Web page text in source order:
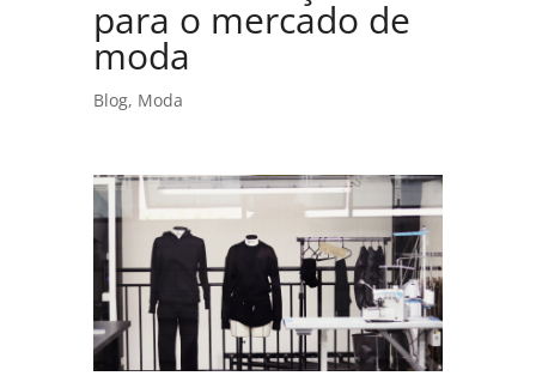
para o mercado de
moda
Blog, Moda